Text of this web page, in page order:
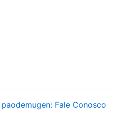
Fale Conosco